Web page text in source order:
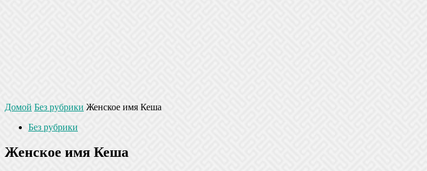
Домой Без рубрики Женское имя Кеша
Без рубрики
Женское имя Кеша